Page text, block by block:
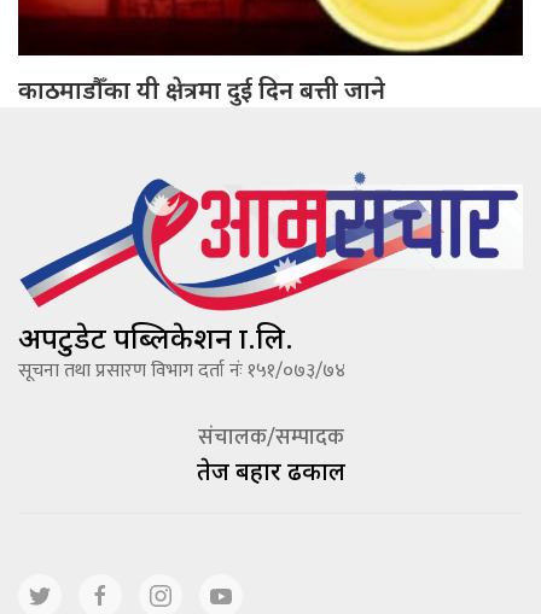
काठमाडौँका यी क्षेत्रमा दुई दिन बत्ती जाने
अपटुडेट पब्लिकेशन प्रा.लि.
सूचना तथा प्रसारण विभाग दर्ता नंः १५१/०७३/७४
संचालक/सम्पादक
तेज बहादूर ढकाल